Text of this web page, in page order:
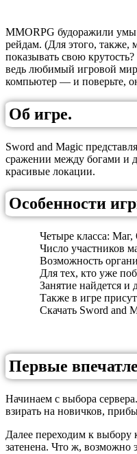
MMORPG будоражили умы
рейдам. (Для этого, также,
показывать свою
ведь любимый игровой мир
компьютер — и поверьте,
Об игре.
Sword and Magic
сражении между богами и
красивые локации.
Особенности
Четыре класса:
Число участников
Возможность
Для тех, кто уже
Занятие найдется
Также в игре
Скачать Sword and
Первые
Начинаем с выбора
взирать на новичков,
Далее переходим к выбору
затенена. Что ж, возможно